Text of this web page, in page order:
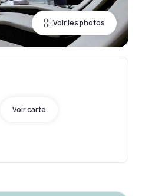
Voir les photos
Voir carte